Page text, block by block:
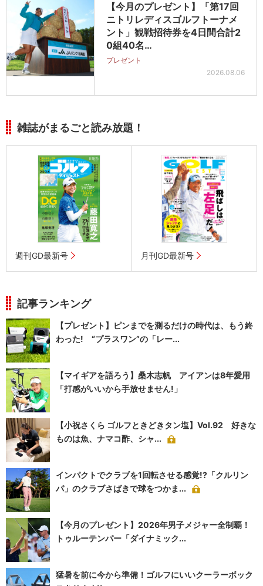
【今月のプレゼント】「第17回
ニトリレディスゴルフトーナメ
ント」観戦招待券を4日間合計2
0組40名…
プレゼント
2026.08.06
雑誌がまるごと読み放題！
週刊GD最新号 月刊GD最新号
記事ランキング
【プレゼント】ピンまでを測るだけの時代は、もう終
わった! “プラスワン”の「レー...
【マイギアを語ろう】桑木志帆 アイアンは8年愛用
「打感がいいから手放せません!」
【小祝さくら ゴルフときどきタン塩】Vol.92 好きな
ものは魚、ナマコ酢、シャ...
インパクトでクラブを1回転させる感覚!?「クルリン
パ」のクラブさばきで球をつかま...
【今月のプレゼント】2026年男子メジャー全制覇！
トゥルーテンパー「ダイナミック...
猛暑を前に今から準備！ゴルフにいいクーラーボック